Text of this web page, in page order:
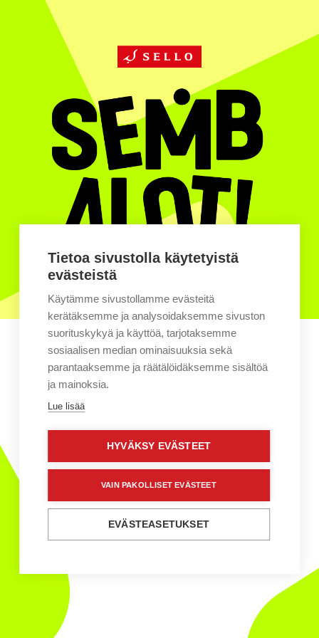
MA-SU 28.9.–4.10.
Tietoa sivustolla käytetyistä
evästeistä
Käytämme sivustollamme evästeitä
kerätäksemme ja analysoidaksemme sivuston
suorituskykyä ja käyttöä, tarjotaksemme
sosiaalisen median ominaisuuksia sekä
parantaaksemme ja räätälöidäksemme sisältöä
ja mainoksia.
Lue lisää
HYVÄKSY EVÄSTEET
VAIN PAKOLLISET EVÄSTEET
EVÄSTEASETUKSET